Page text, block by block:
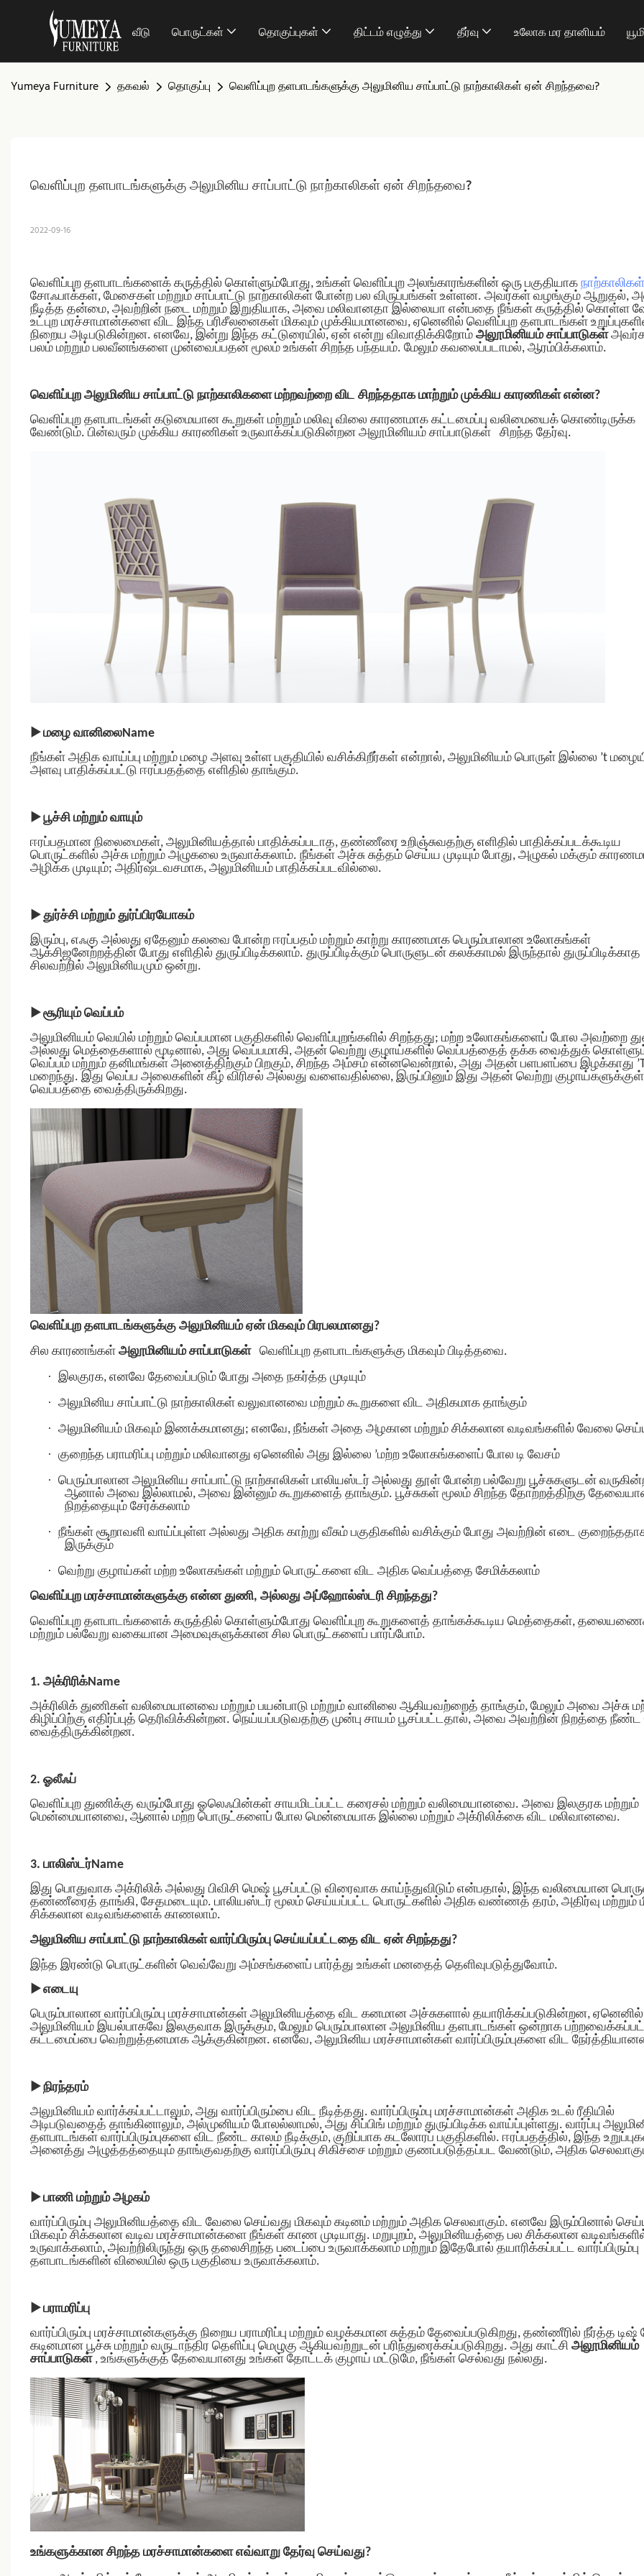
வீடு பொருட்கள் தொகுப்புகள் திட்டம் எழுத்து தீர்வு உலோக மர தானியம்
Yumeya Furniture தகவல் தொகுப்பு வெளிப்புற தளபாடங்களுக்கு அலுமினிய சாப்பாட்டு நாற்காலிகள் ஏன் சிறந்தவை?
வெளிப்புற தளபாடங்களுக்கு அலுமினிய சாப்பாட்டு நாற்காலிகள் ஏன் சிறந்தவை?
2022-09-16
வெளிப்புற தளபாடங்களைக் கருத்தில் கொள்ளும்போது, ​​​​உங்கள் வெளிப்புற அலங்காரங்களின் ஒரு பகுதியாக நாற்காலிகள்
சோஃபாக்கள், மேசைகள் மற்றும் சாப்பாட்டு நாற்காலிகள் போன்ற பல விருப்பங்கள் உள்ளன. அவர்கள் வழங்கும் ஆறுதல்,
நீடித்த தன்மை, அவற்றின் நடை மற்றும் இறுதியாக, அவை மலிவானதா இல்லையா என்பதை நீங்கள் கருத்தில் கொள்ள
உட்புற மரச்சாமான்களை விட இந்த பரிசீலனைகள் மிகவும் முக்கியமானவை, ஏனெனில் வெளிப்புற தளபாடங்கள்
நிறைய அடிபடுகின்றன. எனவே, இன்று இந்த கட்டுரையில், ஏன் என்று விவாதிக்கிறோம் அலூமினியம் சாப்பாடுகள்
பலம் மற்றும் பலவீனங்களை முன்வைப்பதன் மூலம் உங்கள் சிறந்த பந்தயம். மேலும் கவலைப்படாமல், ஆரம்பிக்கலாம்.
வெளிப்புற அலுமினிய சாப்பாட்டு நாற்காலிகளை மற்றவற்றை விட சிறந்ததாக மாற்றும் முக்கிய காரணிகள் என்ன?
வெளிப்புற தளபாடங்கள் கடுமையான கூறுகள் மற்றும் மலிவு விலை காரணமாக கட்டமைப்பு வலிமையைக் கொண்டிருக்க
வேண்டும். பின்வரும் முக்கிய காரணிகள் உருவாக்கப்படுகின்றன அலூமினியம் சாப்பாடுகள் சிறந்த தேர்வு.
▶மழை வானிலைName
நீங்கள் அதிக வாய்ப்பு மற்றும் மழை அளவு உள்ள பகுதியில் வசிக்கிறீர்கள் என்றால், அலுமினியம் பொருள் இல்லை ’t
அளவு பாதிக்கப்பட்டு ஈரப்பதத்தை எளிதில் தாங்கும்.
▶பூச்சி மற்றும் வாயும்
ஈரப்பதமான நிலைமைகள், அலுமினியத்தால் பாதிக்கப்படாத, தண்ணீரை உறிஞ்சுவதற்கு எளிதில் பாதிக்கப்படக்கூடிய
பொருட்களில் அச்சு மற்றும் அழுகலை உருவாக்கலாம். நீங்கள் அச்சு சுத்தம் செய்ய முடியும் போது, ​​அழுகல் மக்கும்
அழிக்க முடியும்; அதிர்ஷ்டவசமாக, அலுமினியம் பாதிக்கப்படவில்லை.
▶துர்ச்சி மற்றும் துர்ப்பிரயோகம்
இரும்பு, எஃகு அல்லது ஏதேனும் கலவை போன்ற ஈரப்பதம் மற்றும் காற்று காரணமாக பெரும்பாலான உலோகங்கள்
ஆக்சிஜனேற்றத்தின் போது எளிதில் துருப்பிடிக்கலாம். துருப்பிடிக்கும் பொருளுடன் கலக்காமல் இருந்தால் துருப்பிடிக்காத
சிலவற்றில் அலுமினியமும் ஒன்று.
▶சூரியும் வெப்பம்
அலுமினியம் வெயில் மற்றும் வெப்பமான பகுதிகளில் வெளிப்புறங்களில் சிறந்தது; மற்ற உலோகங்களைப் போல அவற்றை
அல்லது மெத்தைகளால் மூடினால், அது வெப்பமாகி, அதன் வெற்று குழாய்களில் வெப்பத்தைத் தக்க வைத்துக்
வெப்பம் மற்றும் தனிமங்கள் அனைத்திற்கும் பிறகும், சிறந்த அம்சம் என்னவென்றால், அது அதன் பளபளப்பை இழக்காது
மறைந்து. இது வெப்ப அலைகளின் கீழ் விரிசல் அல்லது வளைவதில்லை, இருப்பினும் இது அதன் வெற்று குழாய்களுக்குள்
வெப்பத்தை வைத்திருக்கிறது.
வெளிப்புற தளபாடங்களுக்கு அலுமினியம் ஏன் மிகவும் பிரபலமானது?
சில காரணங்கள் அலூமினியம் சாப்பாடுகள் வெளிப்புற தளபாடங்களுக்கு மிகவும் பிடித்தவை.
· இலகுரக, எனவே தேவைப்படும் போது அதை நகர்த்த முடியும்
· அலுமினிய சாப்பாட்டு நாற்காலிகள் வலுவானவை மற்றும் கூறுகளை விட அதிகமாக தாங்கும்
· அலுமினியம் மிகவும் இணக்கமானது; எனவே, நீங்கள் அதை அழகான மற்றும் சிக்கலான வடிவங்களில் வேலை
· குறைந்த பராமரிப்பு மற்றும் மலிவானது ஏனெனில் அது இல்லை ’மற்ற உலோகங்களைப் போல டி வேசம்
· பெரும்பாலான அலுமினிய சாப்பாட்டு நாற்காலிகள் பாலியஸ்டர் அல்லது தூள் போன்ற பல்வேறு பூச்சுகளுடன்
ஆனால் அவை இல்லாமல், அவை இன்னும் கூறுகளைத் தாங்கும். பூச்சுகள் மூலம் சிறந்த தோற்றத்திற்கு
நிறத்தையும் சேர்க்கலாம்
· நீங்கள் சூறாவளி வாய்ப்புள்ள அல்லது அதிக காற்று வீசும் பகுதிகளில் வசிக்கும் போது அவற்றின் எடை
இருக்கும்
· வெற்று குழாய்கள் மற்ற உலோகங்கள் மற்றும் பொருட்களை விட அதிக வெப்பத்தை சேமிக்கலாம்
வெளிப்புற மரச்சாமான்களுக்கு என்ன துணி, அல்லது அப்ஹோல்ஸ்டரி சிறந்தது?
வெளிப்புற தளபாடங்களைக் கருத்தில் கொள்ளும்போது வெளிப்புற கூறுகளைத் தாங்கக்கூடிய மெத்தைகள்,
மற்றும் பல்வேறு வகையான அமைவுகளுக்கான சில பொருட்களைப் பார்ப்போம்.
1. அக்ரிரிக்Name
அக்ரிலிக் துணிகள் வலிமையானவை மற்றும் பயன்பாடு மற்றும் வானிலை ஆகியவற்றைத் தாங்கும், மேலும் அவை அச்சு
கிழிப்பிற்கு எதிர்ப்புத் தெரிவிக்கின்றன. நெய்யப்படுவதற்கு முன்பு சாயம் பூசப்பட்டதால், அவை அவற்றின் நிறத்தை நீண்ட
வைத்திருக்கின்றன.
2. ஓலீஃப்
வெளிப்புற துணிக்கு வரும்போது ஓலெஃபின்கள் சாயமிடப்பட்ட கரைசல் மற்றும் வலிமையானவை. அவை இலகுரக மற்றும்
மென்மையானவை, ஆனால் மற்ற பொருட்களைப் போல மென்மையாக இல்லை மற்றும் அக்ரிலிக்கை விட மலிவானவை.
3. பாலிஸ்டர்Name
இது பொதுவாக அக்ரிலிக் அல்லது பிவிசி மெஷ் பூசப்பட்டு விரைவாக காய்ந்துவிடும் என்பதால், இந்த வலிமையான
தண்ணீரைத் தாங்கி, சேதமடையும். பாலியஸ்டர் மூலம் செய்யப்பட்ட பொருட்களில் அதிக வண்ணத் தரம், அதிர்வு மற்றும்
சிக்கலான வடிவங்களைக் காணலாம்.
அலுமினிய சாப்பாட்டு நாற்காலிகள் வார்ப்பிரும்பு செய்யப்பட்டதை விட ஏன் சிறந்தது?
இந்த இரண்டு பொருட்களின் வெவ்வேறு அம்சங்களைப் பார்த்து உங்கள் மனதைத் தெளிவுபடுத்துவோம்.
▶எடையு
பெரும்பாலான வார்ப்பிரும்பு மரச்சாமான்கள் அலுமினியத்தை விட கனமான அச்சுகளால் தயாரிக்கப்படுகின்றன, ஏனெனில்
அலுமினியம் இயல்பாகவே இலகுவாக இருக்கும், மேலும் பெரும்பாலான அலுமினிய தளபாடங்கள் ஒன்றாக
கட்டமைப்பை வெற்றுத்தனமாக ஆக்குகின்றன. எனவே, அலுமினிய மரச்சாமான்கள் வார்ப்பிரும்புகளை விட
▶நிரந்தரம்
அலுமினியம் வார்க்கப்பட்டாலும், அது வார்ப்பிரும்பை விட நீடித்தது. வார்ப்பிரும்பு மரச்சாமான்கள் அதிக உடல் ரீதியில்
அடிபடுவதைத் தாங்கினாலும், அல்முனியம் போலல்லாமல், அது சிப்பிங் மற்றும் துருப்பிடிக்க வாய்ப்புள்ளது. வார்ப்பு
தளபாடங்கள் வார்ப்பிரும்புகளை விட நீண்ட காலம் நீடிக்கும், குறிப்பாக கடலோரப் பகுதிகளில். ஈரப்பதத்தில், இந்த
அனைத்து அழுத்தத்தையும் தாங்குவதற்கு வார்ப்பிரும்பு சிகிச்சை மற்றும் குணப்படுத்தப்பட வேண்டும், அதிக
▶பாணி மற்றும் அழகம்
வார்ப்பிரும்பு அலுமினியத்தை விட வேலை செய்வது மிகவும் கடினம் மற்றும் அதிக செலவாகும். எனவே இரும்பினால்
மிகவும் சிக்கலான வடிவ மரச்சாமான்களை நீங்கள் காண முடியாது. மறுபுறம், அலுமினியத்தை பல சிக்கலான
உருவாக்கலாம், அவற்றிலிருந்து ஒரு தலைசிறந்த படைப்பை உருவாக்கலாம் மற்றும் இதேபோல் தயாரிக்கப்பட்ட வார்ப்பிரும்பு
தளபாடங்களின் விலையில் ஒரு பகுதியை உருவாக்கலாம்.
▶பராமரிப்பு
வார்ப்பிரும்பு மரச்சாமான்களுக்கு நிறைய பராமரிப்பு மற்றும் வழக்கமான சுத்தம் தேவைப்படுகிறது, தண்ணீரில் நீர்த்த டிஷ்
கடினமான பூச்சு மற்றும் வருடாந்திர தெளிப்பு மெழுகு ஆகியவற்றுடன் பரிந்துரைக்கப்படுகிறது. அது காட்சி அலூமினியம்
சாப்பாடுகள் , உங்களுக்குத் தேவையானது உங்கள் தோட்டக் குழாய் மட்டுமே, நீங்கள் செல்வது நல்லது.
உங்களுக்கான சிறந்த மரச்சாமான்களை எவ்வாறு தேர்வு செய்வது?